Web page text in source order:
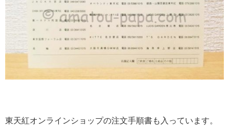
東天紅オンラインショップの注文手順書も入っています。